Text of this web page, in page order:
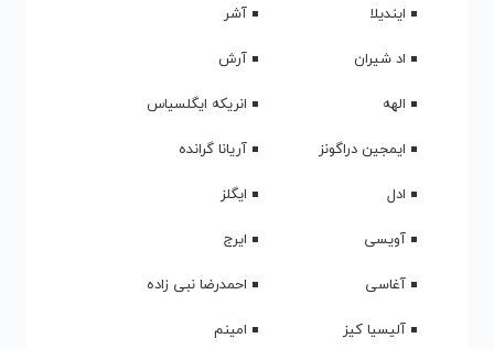
ایندیلا
آشر
اد شیران
آرش
الهه
انریکه ایگلسیاس
ایمجین دراگونز
آریانا گرانده
ادل
ایگلز
آویسی
ایرج
آغاسی
احمدرضا نبی زاده
آلیسیا کیز
امینم